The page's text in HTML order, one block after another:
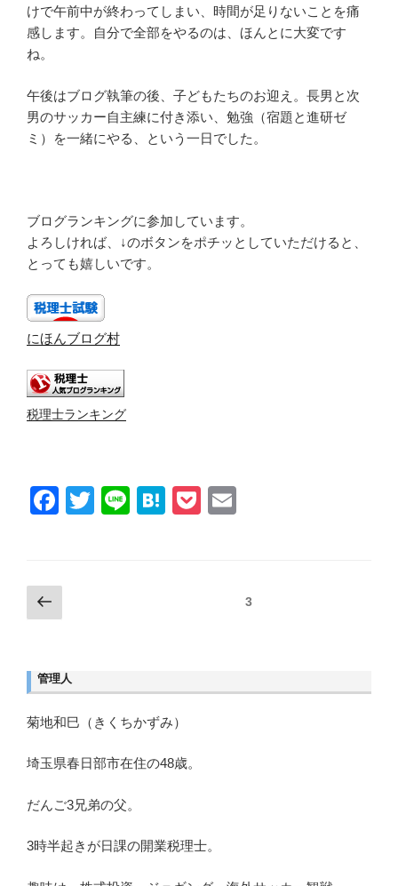
けで午前中が終わってしまい、時間が足りないことを痛
感します。自分で全部をやるのは、ほんとに大変です
ね。
午後はブログ執筆の後、子どもたちのお迎え。長男と次
男のサッカー自主練に付き添い、勉強（宿題と進研ゼ
ミ）を一緒にやる、という一日でした。
ブログランキングに参加しています。
よろしければ、↓のボタンをポチッとしていただけると、
とっても嬉しいです。
にほんブログ村
税理士ランキング
F
e
b
o
k
T
Li
H
P
ジ
送
前
の
ジ
固定ページ3
管理人
菊地和巳（きくちかずみ）
埼玉県春日部市在住の48歳。
だんご3兄弟の父。
3時半起きが日課の開業税理士。